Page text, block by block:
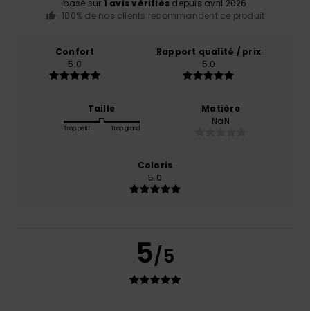
basé sur 1 avis vérifiés depuis avril 2026
100% de nos clients recommandent ce produit
Confort
5.0
Rapport qualité / prix
5.0
Taille
Trop petit Trop grand
Matière
NaN
Coloris
5.0
5/5